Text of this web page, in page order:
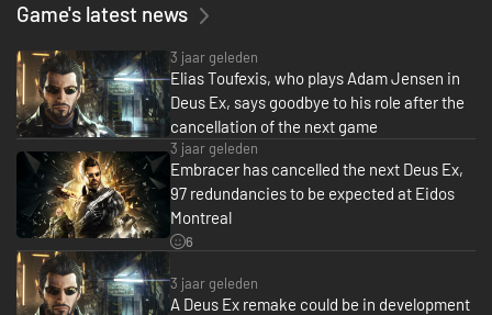
BELANGRIJKE KEUZES EN GEVOLGEN
De acties die je onderneemt spelen een cruciale rol in de afloop van het
spel.
Game's latest news
3 jaar geleden
Elias Toufexis, who plays Adam Jensen in
Deus Ex, says goodbye to his role after the
cancellation of the next game
3 jaar geleden
Embracer has cancelled the next Deus Ex,
97 redundancies to be expected at Eidos
Montreal
6
3 jaar geleden
A Deus Ex remake could be in development